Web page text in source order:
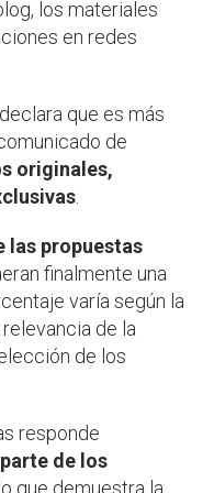
los materiales
en redes
declara que es más
de
originales,
las propuestas
finalmente una
varía según la
de la
de los
responde
de los
, lo que demuestra la